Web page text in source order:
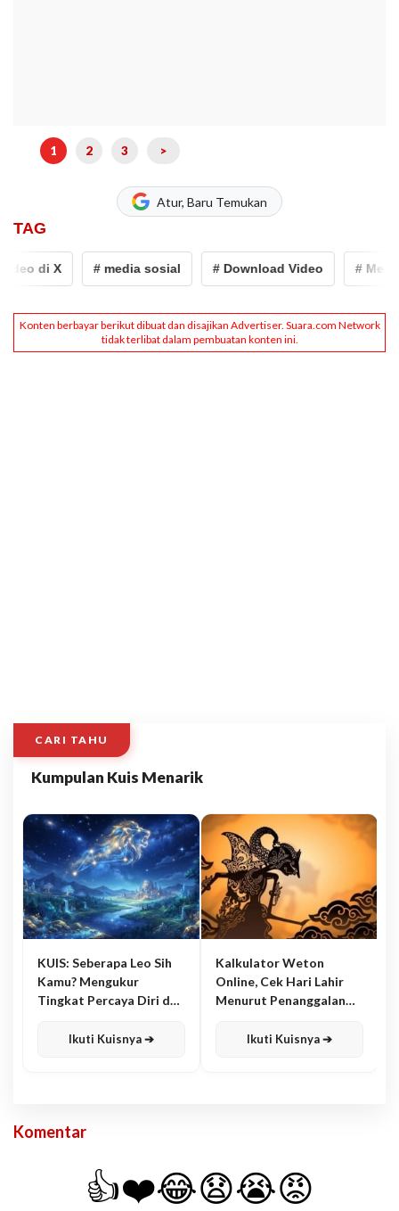
1 2 3 >
Atur, Baru Temukan
TAG
di X # media sosial # Download Video # Media
CARI TAHU
Kumpulan Kuis Menarik
KUIS: Seberapa Leo Sih
Kamu? Mengukur
Tingkat Percaya Diri dan
Ikuti Kuisnya ➔
Kalkulator Weton
Online, Cek Hari Lahir
Menurut Penanggalan
Ikuti Kuisnya ➔
Komentar
👍❤️😂😧😭😡